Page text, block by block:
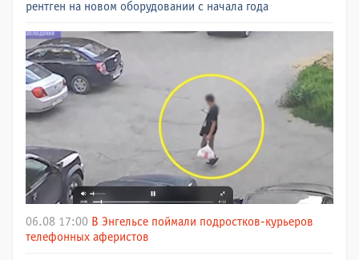
рентген на новом оборудовании с начала года
06.08 17:00 В Энгельсе поймали подростков-курьеров
телефонных аферистов